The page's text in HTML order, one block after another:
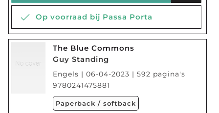
Op voorraad bij Passa Porta
The Blue Commons
Guy Standing
Engels | 06-04-2023 | 592 pagina's
9780241475881
Paperback / softback